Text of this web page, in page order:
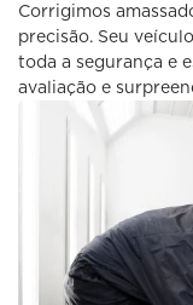
Corrigimos
precisão. Seu
toda a segurança e
avaliação e